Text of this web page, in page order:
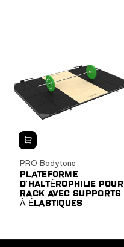
PRO Bodytone
PLATEFORME
D'HALTÉROPHILIE POUR
RACK AVEC SUPPORTS
À ÉLASTIQUES